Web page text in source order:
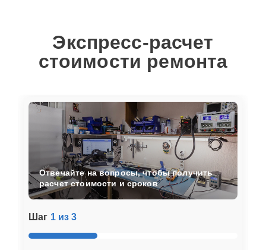
Экспресс-расчет
стоимости ремонта
Шаг 1 из 3
Отвечайте на вопросы, чтобы получить
расчет стоимости и сроков